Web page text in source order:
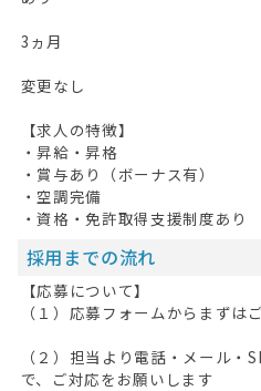
3ヵ月
変更なし
【求人の特徴】
・昇給・昇格
・賞与あり（ボーナス有）
・空調完備
・資格・免許取得支援制度あり
採用までの流れ
【応募について】
（１）応募フォームからまずは
（２）担当より電話・メール・
で、ご対応をお願いします